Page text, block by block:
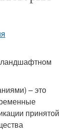
ландшафтном
– это
принятой